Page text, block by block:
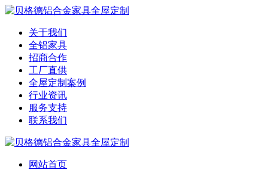
关于我们
全铝家具
招商合作
工厂直供
全屋定制案例
行业资讯
服务支持
联系我们
网站首页